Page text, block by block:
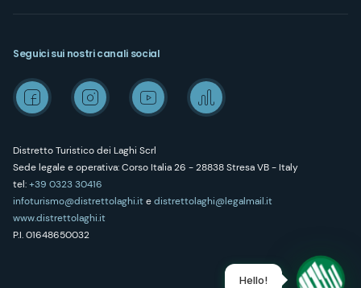
Distretto Turistico dei Laghi Scrl
Sede legale e operativa: Corso Italia 26 - 28838 Stresa VB - Italy
tel:+39 0323 30416
infoturismo@distrettolaghi.itedistrettolaghi@legalmail.it
www.distrettolaghi.it
P.I. 01648650032
Seguici sui nostri canali social